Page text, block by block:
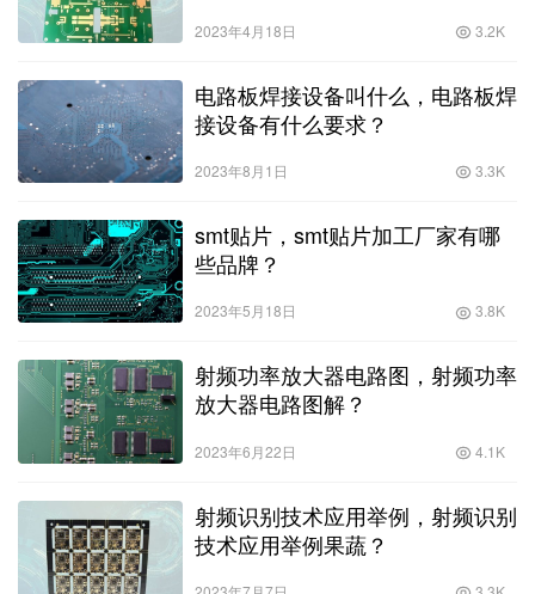
2023年4月18日 3.2K
电路板焊接设备叫什么，电路板焊
接设备有什么要求？
2023年8月1日 3.3K
smt贴片，smt贴片加工厂家有哪
些品牌？
2023年5月18日 3.8K
射频功率放大器电路图，射频功率
放大器电路图解？
2023年6月22日 4.1K
射频识别技术应用举例，射频识别
技术应用举例果蔬？